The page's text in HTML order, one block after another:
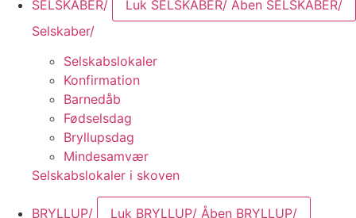
SELSKABER/ Luk SELSKABER/ Åben SELSKABER/
Selskaber/
Selskabslokaler
Konfirmation
Barnedåb
Fødselsdag
Bryllupsdag
Mindesamvær
Selskabslokaler i skoven
BRYLLUP/ Luk BRYLLUP/ Åben BRYLLUP/